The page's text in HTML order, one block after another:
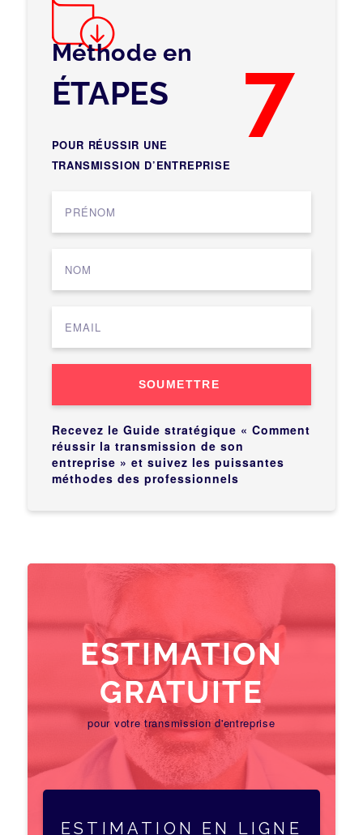
Méthode en 7
ÉTAPES
POUR RÉUSSIR UNE
TRANSMISSION D’ENTREPRISE
SOUMETTRE
Recevez le Guide stratégique « Comment
réussir la transmission de son
entreprise » et suivez les puissantes
méthodes des professionnels
ESTIMATION
GRATUITE
pour votre transmission d'entreprise
ESTIMATION EN LIGNE